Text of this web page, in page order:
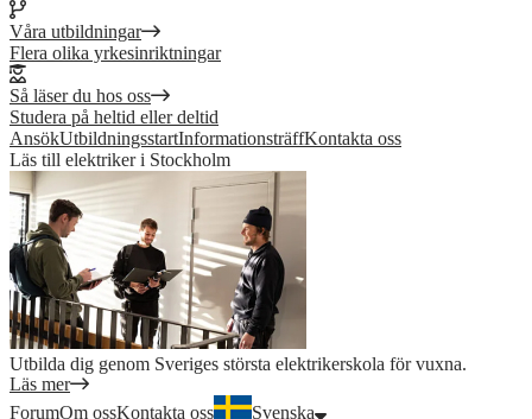
Våra utbildningar
Flera olika yrkesinriktningar
Så läser du hos oss
Studera på heltid eller deltid
AnsökUtbildningsstartInformationsträffKontakta oss
Läs till elektriker i Stockholm
Utbilda dig genom Sveriges största elektrikerskola för vuxna.
Läs mer
ForumOm ossKontakta oss Svenska